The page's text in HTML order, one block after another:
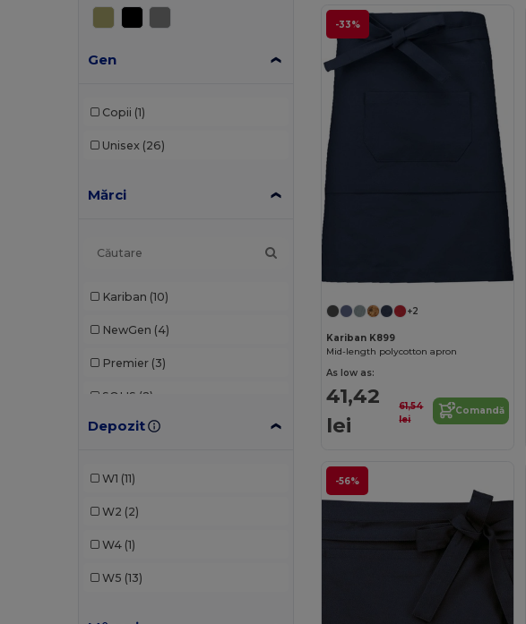
Gen
Copii (1)
Unisex (26)
Mărci
Kariban (10)
NewGen (4)
Premier (3)
SOL'S (2)
Stamina (1)
Depozit
W1 (11)
W2 (2)
W4 (1)
W5 (13)
-33%
+2
Kariban K899
Mid-length polycotton apron
As low as:
41,42
lei
61,54
lei
Comandă
-56%